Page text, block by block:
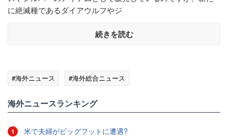
に絶滅種であるダイアウルフやジ
続きを読む
#海外ニュース #海外総合ニュース
海外ニュースランキング
1 米で夫婦がビッグフットに遭遇?